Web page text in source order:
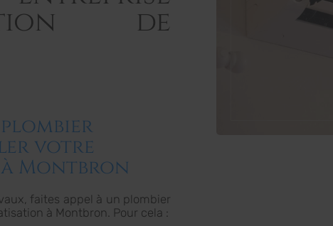
de
votre
Montbron
faites appel à un plombier
à Montbron. Pour cela :